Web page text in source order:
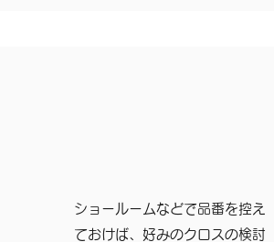
ショールームなどで品番を控え
ておけば、好みのクロスの検討